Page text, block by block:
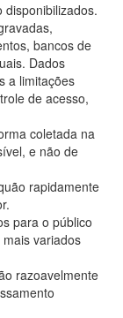
disponibilizados.
bancos de
Dados
a limitações
de acesso,
coletada na
e não de
rapidamente
para o público
variados
razoavelmente